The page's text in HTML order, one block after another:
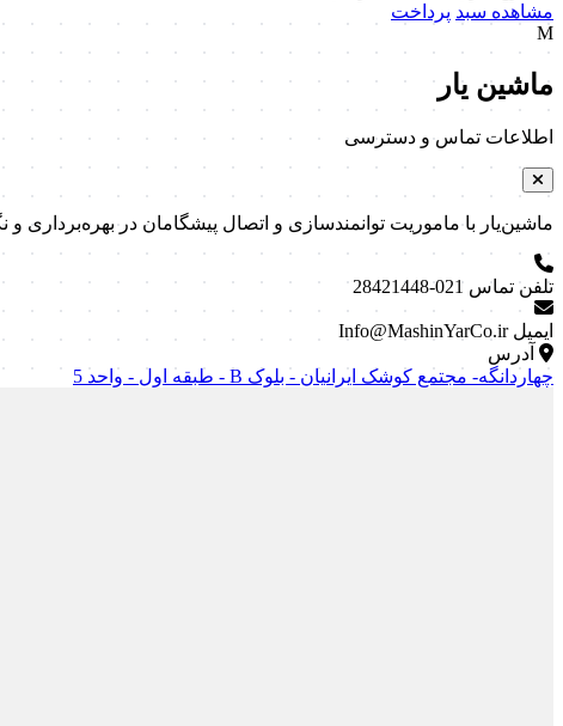
مشاهده سبد پرداخت
M
ماشین یار
اطلاعات تماس و دسترسی
ماشین‌یار با ماموریت توانمندسازی و اتصال پیشگامان در بهره‌برداری و
تلفن تماس 021-28421448
ایمیل Info@MashinYarCo.ir
آدرس
چهاردانگه- مجتمع کوشک ایرانیان - بلوک B - طبقه اول - واحد 5